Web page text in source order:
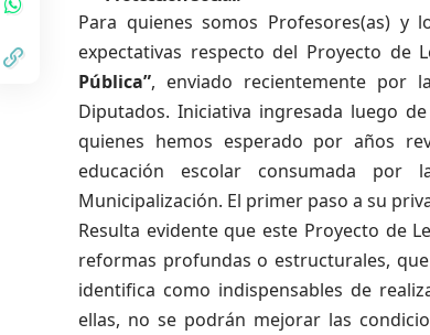
Para quienes somos Profesores(as) y
expectativas respecto del Proyecto de
Pública”, enviado recientemente por
Diputados. Iniciativa ingresada luego
quienes hemos esperado por años
educación escolar consumada
Municipalización. El primer paso a su
Resulta evidente que este Proyecto de
reformas profundas o estructurales,
identifica como indispensables de
ellas, no se podrán mejorar las